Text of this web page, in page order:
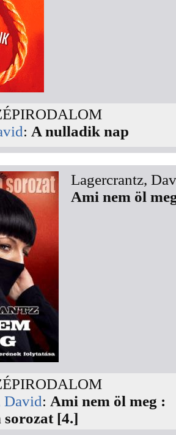
: A nulladik nap
Lagercrantz,
Ami nem öl
David: Ami nem öl meg :
[4.]